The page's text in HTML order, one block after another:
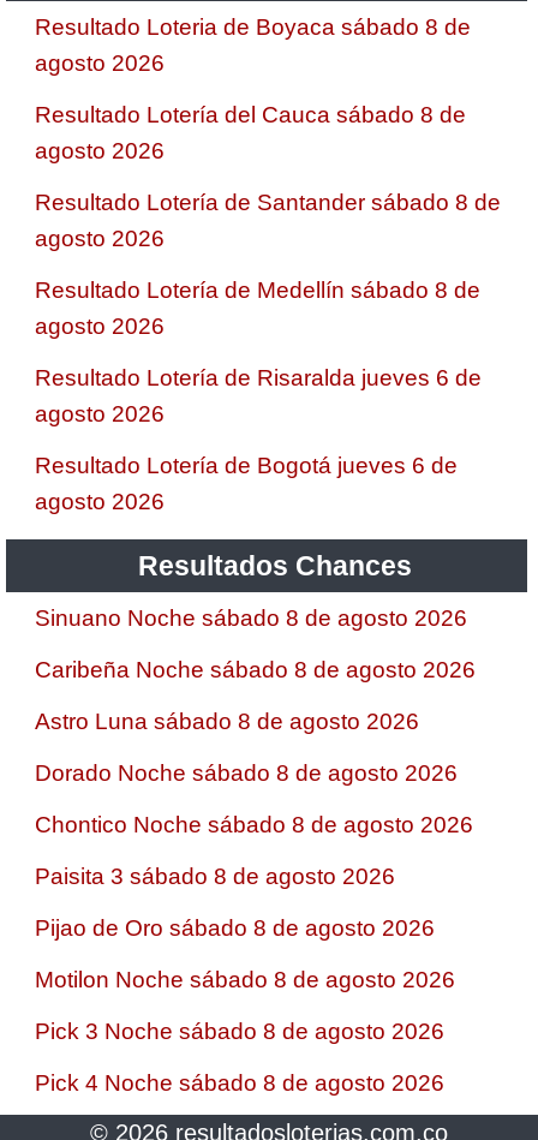
Resultado Loteria de Boyaca sábado 8 de
agosto 2026
Resultado Lotería del Cauca sábado 8 de
agosto 2026
Resultado Lotería de Santander sábado 8 de
agosto 2026
Resultado Lotería de Medellín sábado 8 de
agosto 2026
Resultado Lotería de Risaralda jueves 6 de
agosto 2026
Resultado Lotería de Bogotá jueves 6 de
agosto 2026
Resultados Chances
Sinuano Noche sábado 8 de agosto 2026
Caribeña Noche sábado 8 de agosto 2026
Astro Luna sábado 8 de agosto 2026
Dorado Noche sábado 8 de agosto 2026
Chontico Noche sábado 8 de agosto 2026
Paisita 3 sábado 8 de agosto 2026
Pijao de Oro sábado 8 de agosto 2026
Motilon Noche sábado 8 de agosto 2026
Pick 3 Noche sábado 8 de agosto 2026
Pick 4 Noche sábado 8 de agosto 2026
© 2026 resultadosloterias.com.co